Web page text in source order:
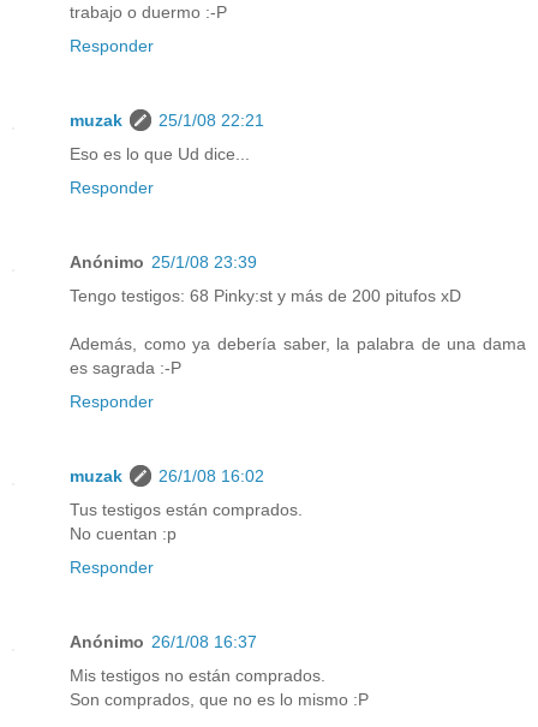
trabajo o duermo :-P
Responder
muzak
25/1/08 22:21
Eso es lo que Ud dice...
Responder
Anónimo 25/1/08 23:39
Tengo testigos: 68 Pinky:st y más de 200 pitufos xD
Además, como ya debería saber, la palabra de una dama
es sagrada :-P
Responder
muzak
26/1/08 16:02
Tus testigos están comprados.
No cuentan :p
Responder
Anónimo 26/1/08 16:37
Mis testigos no están comprados.
Son comprados, que no es lo mismo :P